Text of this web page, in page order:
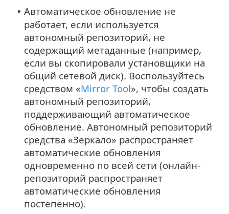
• Автоматическое обновление не
работает, если используется
автономный репозиторий, не
содержащий метаданные (например,
если вы скопировали установщики на
общий сетевой диск). Воспользуйтесь
средством «Mirror Tool», чтобы создать
автономный репозиторий,
поддерживающий автоматическое
обновление. Автономный репозиторий
средства «Зеркало» распространяет
автоматические обновления
одновременно по всей сети (онлайн-
репозиторий распространяет
автоматические обновления
постепенно).